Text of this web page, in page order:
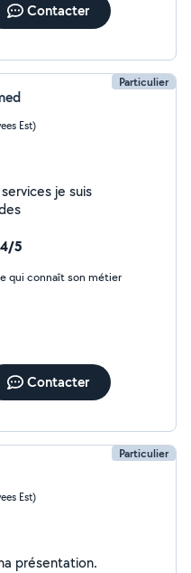
Contacter
Particulier
Est)
je suis
5
qui connaît son métier
Contacter
Particulier
Est)
Je n'ai pas encore renseigné ma présentation.